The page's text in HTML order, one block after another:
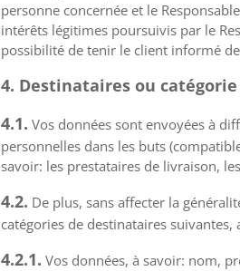
personne concernée et le
intérêts légitimes poursuivis par le
possibilité de tenir le client informé
4. Destinataires ou
4.1. Vos données sont envoyées à
personnelles dans les buts
savoir: les prestataires de livraison,
4.2. De plus, sans affecter la
catégories de destinataires suivantes,
4.2.1. Vos données, à savoir: nom,